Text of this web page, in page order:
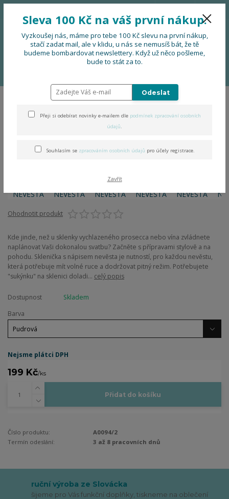
Menu
0 Kč
Já jsem NEVĚSTA
Ohodnotit produkt
Kde jinde, než u sklenky vychlazeného prosecca nebo vína zvládnete
naplánovat Vaši dokonalou svatbu? Začněte s přípravami stylově a na
pohodu. Sklenička s nápisem nevěsta je nutností, pro každou nevěstu,
která potřebuje mít volné ruce a dodržovat pitný režim. Potřebujete
"sukýnku" na sklenici doladi... celý popis
Dostupnost
Skladem
Barva
Nejsme plátci DPH
199 Kč/ks
Přidat do košíku
Číslo produktu:
A0094/2
Termín odeslání:
3 až 8 pracovních dnů
ruční výroba ze Slovácka
šijeme pro Vás funkční doplňky, tiskneme na oblečení
Sleva 100 Kč na váš první nákup.
Vyzkoušej nás, máme pro tebe 100 Kč slevu na první nákup,
stačí zadat mail, ale v klidu, u nás se nemusíš bát, že tě
budeme bombardovat newslettery. Když už něco pošleme,
bude to stát za to.
Odeslat
Přeji si odebírat novinky e-mailem dle podmínek zpracování osobních
údajů.
Souhlasím se zpracováním osobních údajů pro účely registrace.
Zavřít